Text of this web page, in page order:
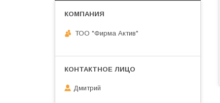
ТОО "Фирма Актив"
Дмитрий